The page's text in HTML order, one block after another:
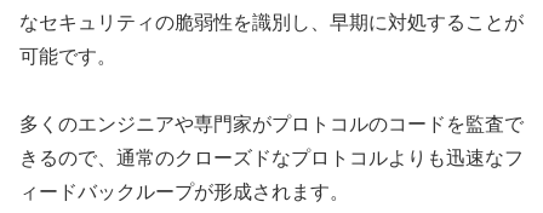
なセキュリティの脆弱性を識別し、早期に対処することが
可能です。
多くのエンジニアや専門家がプロトコルのコードを監査で
きるので、通常のクローズドなプロトコルよりも迅速なフ
ィードバックループが形成されます。